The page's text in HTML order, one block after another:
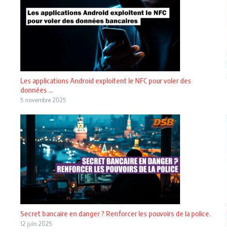
Les applications Android exploitent le NFC pour voler des
données ...
5 novembre 2025
Secret bancaire en danger ? Renforcer les pouvoirs de la police.
12 juin 2025